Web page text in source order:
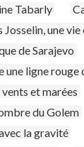
Tabarly
Josselin, une
de Sarajevo
une ligne rouge
et marées
du Golem
la gravité